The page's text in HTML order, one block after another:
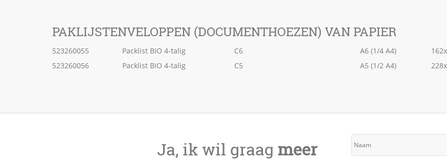
PAKLIJSTENVELOPPEN (DOCUMENTHOEZEN) VAN PAPIER
523260055 Packlist BIO 4-talig C6 A6 (1/4 A4)
523260056
Packlist BIO 4-talig C5 A5 (1/2 A4)
Ja, ik wil graag meer